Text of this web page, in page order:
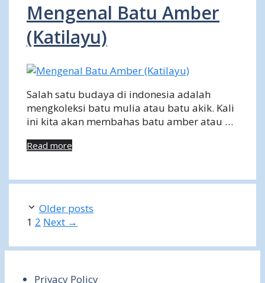
Mengenal Batu Amber
(Katilayu)
Salah satu budaya di indonesia adalah
mengkoleksi batu mulia atau batu akik. Kali
ini kita akan membahas batu amber atau …
Read more
Older posts
Page
1 Page
2 Next →
Privacy Policy